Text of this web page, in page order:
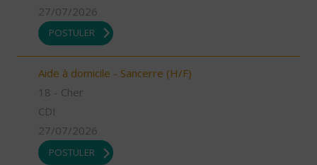
27/07/2026
POSTULER
Aide à domicile - Sancerre (H/F)
18 - Cher
CDI
27/07/2026
POSTULER